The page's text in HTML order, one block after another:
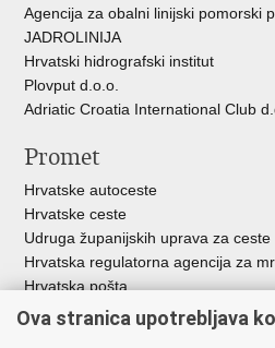
Agencija za obalni linijski pomorski
JADROLINIJA
Hrvatski hidrografski institut
Plovput d.o.o.
Adriatic Croatia International Club
Promet
Hrvatske autoceste
Hrvatske ceste
Udruga županijskih uprava za ceste
Hrvatska regulatorna agencija za
Hrvatska pošta
HŽ Infrastruktura d.o.o.
HŽ putnički prijevoz
Ova stranica upotrebljava